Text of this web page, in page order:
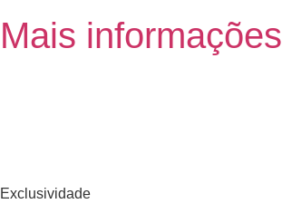
Mais informações
Exclusividade